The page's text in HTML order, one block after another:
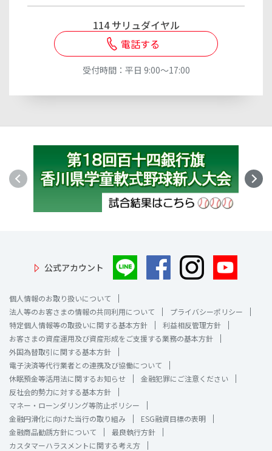
114 サリュダイヤル
電話する
受付時間：平日 9:00～17:00
公式アカウント
個人情報のお取り扱いについて
法人等のお客さまの情報の共同利用について
プライバシーポリシー
特定個人情報等の取扱いに関する基本方針
利益相反管理方針
お客さまの資産運用及び資産形成をご支援する業務の基本方針
外国為替取引に関する基本方針
電子決済等代行業者との連携及び協働について
休眠預金等活用法に関するお知らせ
金融犯罪にご注意ください
反社会的勢力に対する基本方針
マネー・ローンダリング等防止ポリシー
金融円滑化に向けた当行の取り組み
ESG融資目標の表明
金融商品勧誘方針について
最良執行方針
カスタマーハラスメントに関する考え方